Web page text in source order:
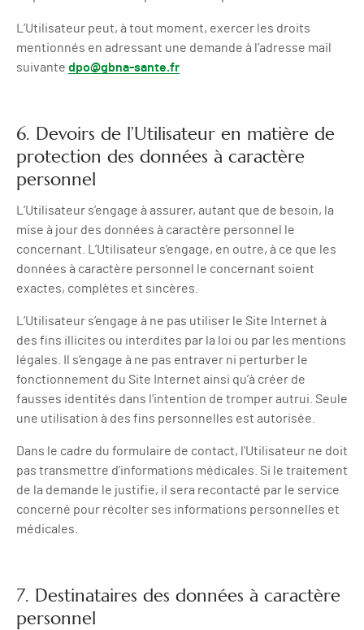
L’Utilisateur peut, à tout moment, exercer les droits
mentionnés en adressant une demande à l’adresse mail
suivante dpo@gbna-sante.fr
6. Devoirs de l’Utilisateur en matière de
protection des données à caractère
personnel
L’Utilisateur s’engage à assurer, autant que de besoin, la
mise à jour des données à caractère personnel le
concernant. L’Utilisateur s’engage, en outre, à ce que les
données à caractère personnel le concernant soient
exactes, complètes et sincères.
L’Utilisateur s’engage à ne pas utiliser le Site Internet à
des fins illicites ou interdites par la loi ou par les mentions
légales. Il s’engage à ne pas entraver ni perturber le
fonctionnement du Site Internet ainsi qu’à créer de
fausses identités dans l’intention de tromper autrui. Seule
une utilisation à des fins personnelles est autorisée.
Dans le cadre du formulaire de contact, l'Utilisateur ne doit
pas transmettre d'informations médicales. Si le traitement
de la demande le justifie, il sera recontacté par le service
concerné pour récolter ses informations personnelles et
médicales.
7. Destinataires des données à caractère
personnel